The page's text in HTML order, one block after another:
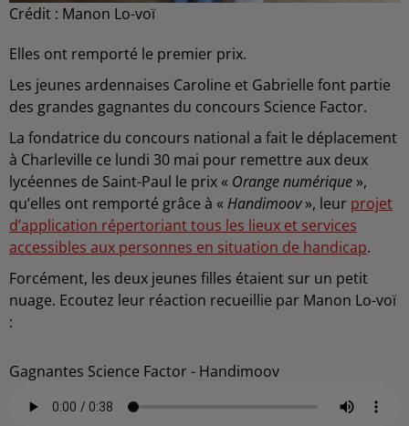
Crédit : Manon Lo-voï
Elles ont remporté le premier prix.
Les jeunes ardennaises Caroline et Gabrielle font partie
des grandes gagnantes du concours Science Factor.
La fondatrice du concours national a fait le déplacement
à Charleville ce lundi 30 mai pour remettre aux deux
lycéennes de Saint-Paul le prix « Orange numérique »,
qu’elles ont remporté grâce à « Handimoov», leur projet
d’application répertoriant tous les lieux et services
accessibles aux personnes en situation de handicap.
Forcément, les deux jeunes filles étaient sur un petit
nuage. Ecoutez leur réaction recueillie par Manon Lo-voï
:
Gagnantes Science Factor - Handimoov